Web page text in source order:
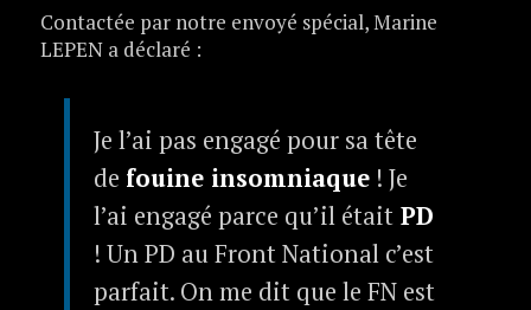
Contactée par notre envoyé spécial, Marine
LEPEN a déclaré :
Je l’ai pas engagé pour sa tête
de fouine insomniaque! Je
l’ai engagé parce qu’il étaitPD
! Un PD au Front National c’est
parfait. On me dit que le FN est